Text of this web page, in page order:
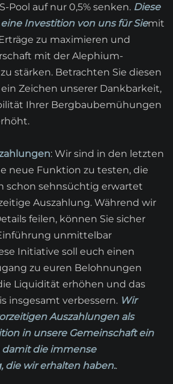
Pool auf nur 0,5% senken. Diese
Investition von uns für Siemit
zu maximieren und
mit der Alephium-
stärken. Betrachten Sie diesen
Zeichen unserer Dankbarkeit,
Ihrer Bergbaubemühungen
: Wir sind in den letzten
neue Funktion zu testen, die
schon sehnsüchtig erwartet
Auszahlung. Während wir
feilen, können Sie sicher
unmittelbar
Initiative soll euch einen
zu euren Belohnungen
Liquidität erhöhen und das
insgesamt verbessern. Wir
Auszahlungen als
in unsere Gemeinschaft ein
die immense
die wir erhalten haben..